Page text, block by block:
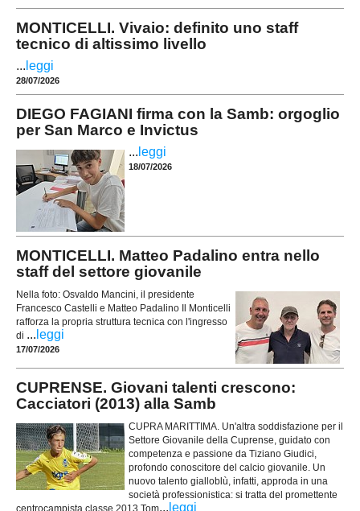
MONTICELLI. Vivaio: definito uno staff
tecnico di altissimo livello
... leggi
28/07/2026
DIEGO FAGIANI firma con la Samb: orgoglio
per San Marco e Invictus
... leggi
18/07/2026
MONTICELLI. Matteo Padalino entra nello
staff del settore giovanile
Nella foto: Osvaldo Mancini, il presidente
Francesco Castelli e Matteo Padalino Il Monticelli
rafforza la propria struttura tecnica con l'ingresso
di ... leggi
17/07/2026
CUPRENSE. Giovani talenti crescono:
Cacciatori (2013) alla Samb
CUPRA MARITTIMA. Un'altra soddisfazione per il
Settore Giovanile della Cuprense, guidato con
competenza e passione da Tiziano Giudici,
profondo conoscitore del calcio giovanile. Un
nuovo talento gialloblù, infatti, approda in una
società professionistica: si tratta del promettente
... leggi